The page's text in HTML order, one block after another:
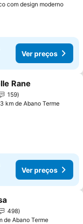
com design moderno
Ver preços
aos favoritos
Rane
159
km de Abano Terme
Ver preços
aos favoritos
498
de Abano Terme